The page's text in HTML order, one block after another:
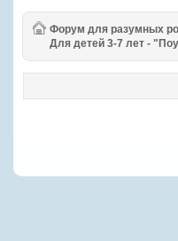
Форум для разумных
Для детей 3-7 лет -